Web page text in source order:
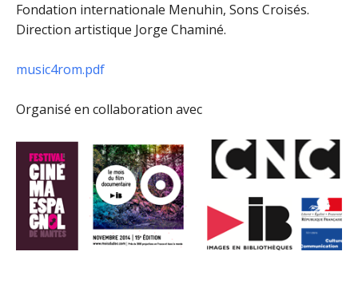
Fondation internationale Menuhin, Sons Croisés.
Direction artistique Jorge Chaminé.
music4rom.pdf
Organisé en collaboration avec